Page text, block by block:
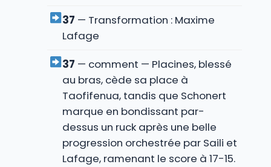
37 — Transformation : Maxime
Lafage
37 — comment — Placines, blessé
au bras, cède sa place à
Taofifenua, tandis que Schonert
marque en bondissant par-
dessus un ruck après une belle
progression orchestrée par Saili et
Lafage, ramenant le score à 17-15.